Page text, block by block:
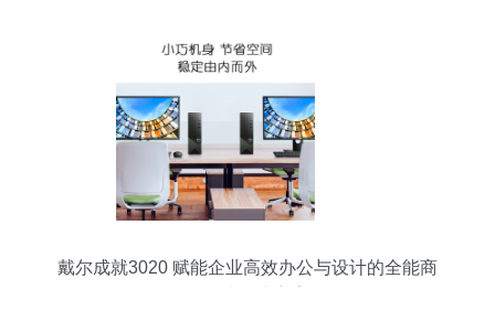
戴尔成就3020 赋能企业高效办公与设计的全能商